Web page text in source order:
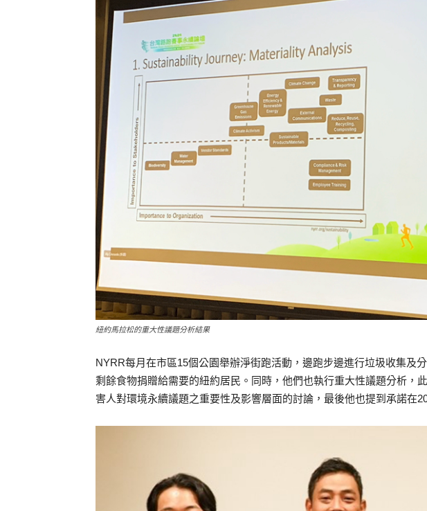
紐約馬拉松的重大性議題分析結果
NYRR每月在市區15個公園舉辦淨街跑活動，邊跑步邊進行垃圾收集及
剩餘食物捐贈給需要的紐約居民。同時，他們也執行重大性議題分析，
害人對環境永續議題之重要性及影響層面的討論，最後他也提到承諾在